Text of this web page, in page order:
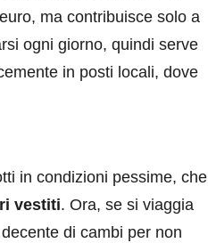
ma contribuisce solo a
ogni giorno, quindi serve
in posti locali, dove
in condizioni pessime, che
vestiti. Ora, se si viaggia
di cambi per non
Eventi di aprile 2026 a
Rimini e dintorni